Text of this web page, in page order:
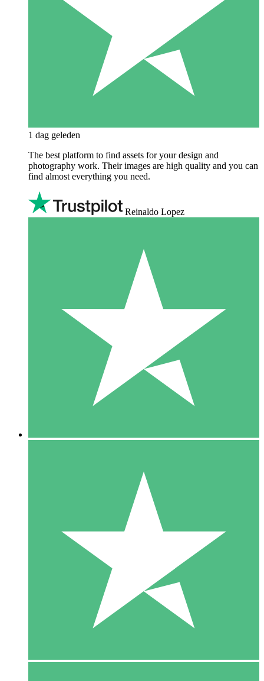
1 dag geleden
The best platform to find assets for your design and
photography work. Their images are high quality and you can
find almost everything you need.
Reinaldo Lopez